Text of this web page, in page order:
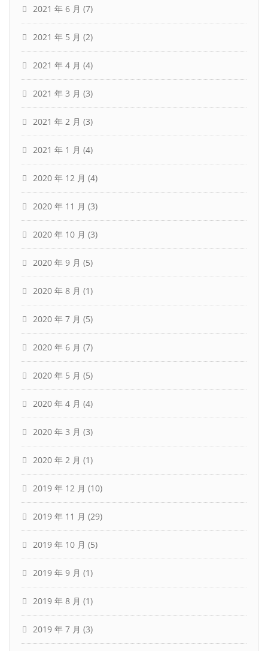
2021 年 6 月 (7)
2021 年 5 月 (2)
2021 年 4 月 (4)
2021 年 3 月 (3)
2021 年 2 月 (3)
2021 年 1 月 (4)
2020 年 12 月 (4)
2020 年 11 月 (3)
2020 年 10 月 (3)
2020 年 9 月 (5)
2020 年 8 月 (1)
2020 年 7 月 (5)
2020 年 6 月 (7)
2020 年 5 月 (5)
2020 年 4 月 (4)
2020 年 3 月 (3)
2020 年 2 月 (1)
2019 年 12 月 (10)
2019 年 11 月 (29)
2019 年 10 月 (5)
2019 年 9 月 (1)
2019 年 8 月 (1)
2019 年 7 月 (3)